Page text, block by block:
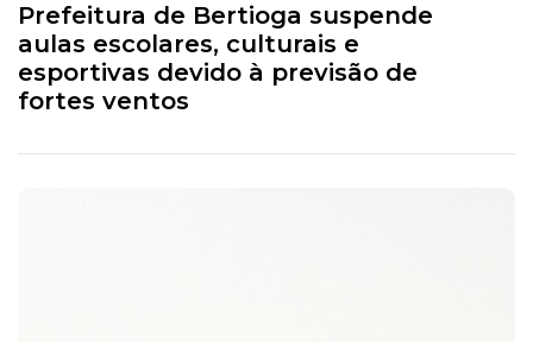
Prefeitura de Bertioga suspende
aulas escolares, culturais e
esportivas devido à previsão de
fortes ventos